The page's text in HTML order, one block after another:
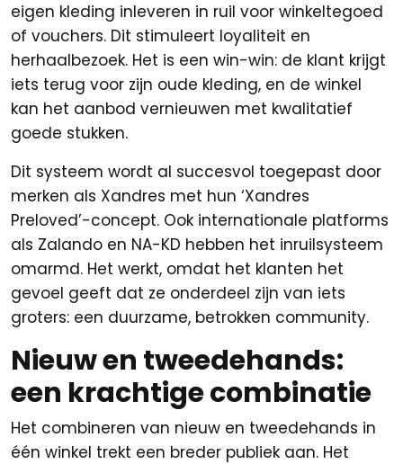
eigen kleding inleveren in ruil voor winkeltegoed
of vouchers. Dit stimuleert loyaliteit en
herhaalbezoek. Het is een win-win: de klant krijgt
iets terug voor zijn oude kleding, en de winkel
kan het aanbod vernieuwen met kwalitatief
goede stukken.
Dit systeem wordt al succesvol toegepast door
merken als Xandres met hun ‘Xandres
Preloved’-concept. Ook internationale platforms
als Zalando en NA-KD hebben het inruilsysteem
omarmd. Het werkt, omdat het klanten het
gevoel geeft dat ze onderdeel zijn van iets
groters: een duurzame, betrokken community.
Nieuw en tweedehands:
een krachtige combinatie
Het combineren van nieuw en tweedehands in
één winkel trekt een breder publiek aan. Het